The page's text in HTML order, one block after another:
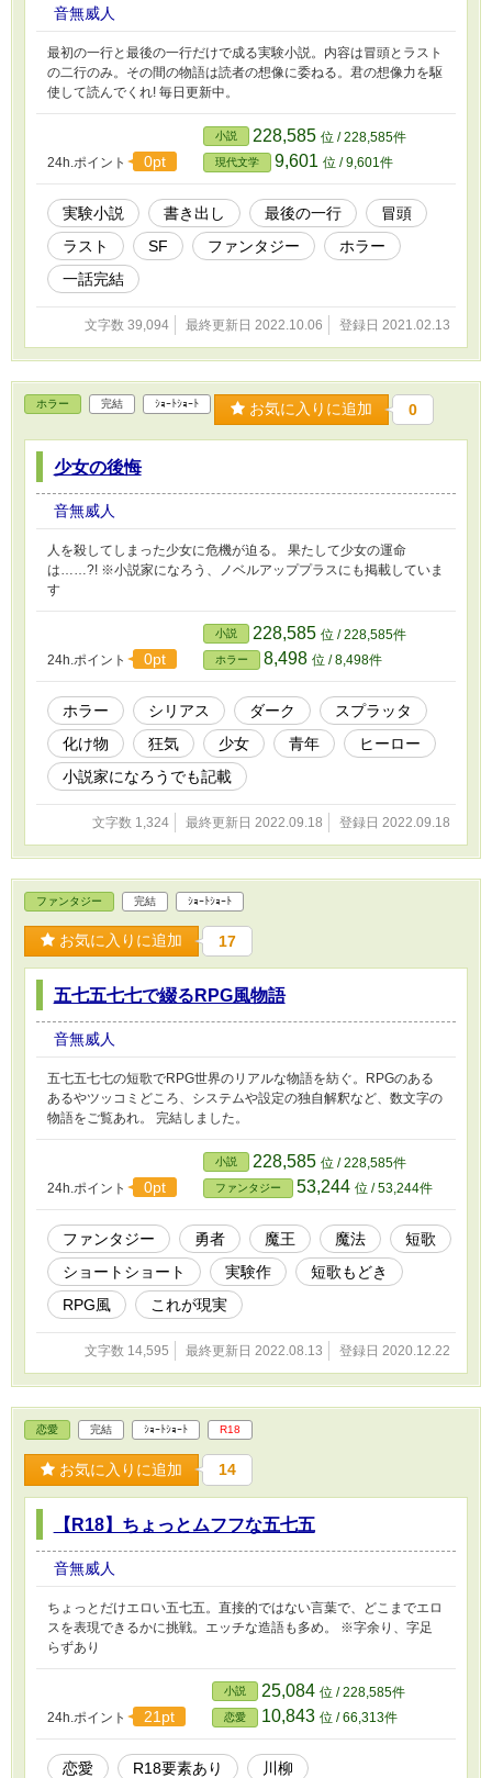
音無威人
最初の一行と最後の一行だけで成る実験小説。内容は冒頭とラスト
の二行のみ。その間の物語は読者の想像に委ねる。君の想像力を駆
使して読んでくれ! 毎日更新中。
24h.ポイント 0pt
小説 228,585 位 / 228,585件
現代文学 9,601 位 / 9,601件
実験小説 書き出し 最後の一行
冒頭
ラスト
SF ファンタジー
ホラー
一話完結
文字数 39,094 最終更新日 2022.10.06 登録日 2021.02.13
ホラー 完結 ｼｮｰﾄｼｮｰﾄ お気に入りに追加 0
少女の後悔
音無威人
人を殺してしまった少女に危機が迫る。 果たして少女の運命
は……?! ※小説家になろう、ノベルアッププラスにも掲載していま
す
24h.ポイント 0pt
小説 228,585 位 / 228,585件
ホラー 8,498 位 / 8,498件
ホラー シリアス ダーク
スプラッタ
化け物
狂気 少女 青年
ヒーロー
小説家になろうでも記載
文字数 1,324 最終更新日 2022.09.18 登録日 2022.09.18
ファンタジー 完結 ｼｮｰﾄｼｮｰﾄ
お気に入りに追加 17
五七五七七で綴るRPG風物語
音無威人
五七五七七の短歌でRPG世界のリアルな物語を紡ぐ。RPGのある
あるやツッコミどころ、システムや設定の独自解釈など、数文字の
物語をご覧あれ。 完結しました。
24h.ポイント 0pt
小説 228,585 位 / 228,585件
ファンタジー 53,244 位 / 53,244件
ファンタジー 勇者 魔王 魔法
短歌
ショートショート
実験作
短歌もどき
RPG風
これが現実
文字数 14,595 最終更新日 2022.08.13 登録日 2020.12.22
恋愛 完結 ｼｮｰﾄｼｮｰﾄ R18
お気に入りに追加 14
【R18】ちょっとムフフな五七五
音無威人
ちょっとだけエロい五七五。直接的ではない言葉で、どこまでエロ
スを表現できるかに挑戦。エッチな造語も多め。 ※字余り、字足
らずあり
24h.ポイント 21pt
小説 25,084 位 / 228,585件
恋愛 10,843 位 / 66,313件
恋愛 R18要素あり
川柳